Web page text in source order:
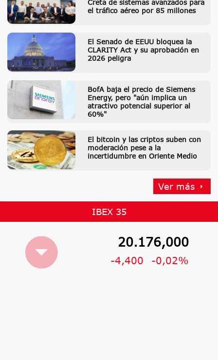
Creta de sistemas avanzados para
el tráfico aéreo por 85 millones
El Senado de EEUU bloquea la
CLARITY Act y su aprobación en
2026 peligra
BofA baja el precio de Siemens
Energy, pero "aún implica un
atractivo potencial superior al
60%"
El bitcoin y las criptos suben con
moderación pese a la
incertidumbre en Oriente Medio
Ver más
IBEX 35
20.176,000
-4,400 -0,02%